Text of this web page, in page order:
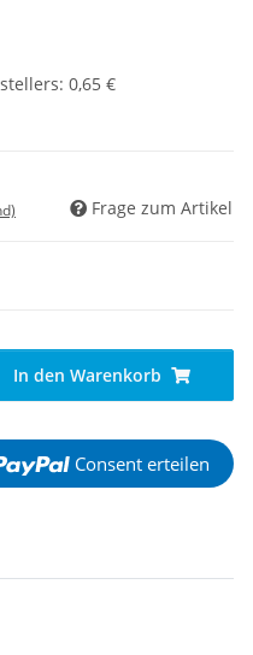
: 0,65 €
Frage zum Artikel
In den Warenkorb
Consent erteilen